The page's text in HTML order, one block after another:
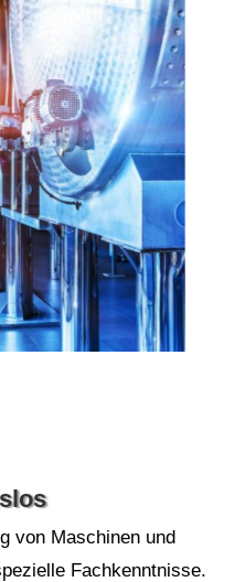
Title
von Maschinen und
Fachkenntnisse.